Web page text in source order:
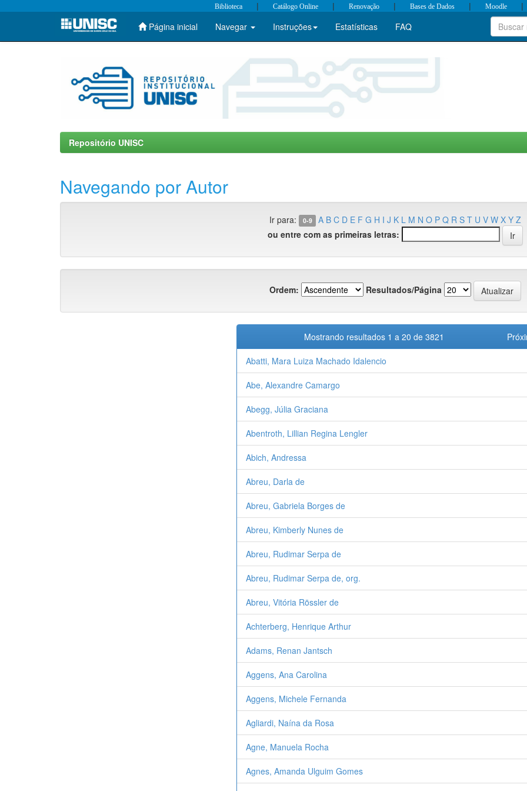
Skip
Biblioteca | Catálogo Online | Renovação | Bases de Dados | Moodle |
Página inicial Navegar Instruções Estatísticas FAQ
Repositório UNISC
Navegando por Autor
Ir para: 0-9 A B C D E F G H I J K L M N O P Q R S T U V W X Y Z
ou entre com as primeiras letras:
Ordem: Resultados/Página
Mostrando resultados 1 a 20 de 3821
Abatti, Mara Luiza Machado Idalencio
Abe, Alexandre Camargo
Abegg, Júlia Graciana
Abentroth, Lillian Regina Lengler
Abich, Andressa
Abreu, Darla de
Abreu, Gabriela Borges de
Abreu, Kimberly Nunes de
Abreu, Rudimar Serpa de
Abreu, Rudimar Serpa de, org.
Abreu, Vitória Rössler de
Achterberg, Henrique Arthur
Adams, Renan Jantsch
Aggens, Ana Carolina
Aggens, Michele Fernanda
Agliardi, Naína da Rosa
Agne, Manuela Rocha
Agnes, Amanda Ulguim Gomes